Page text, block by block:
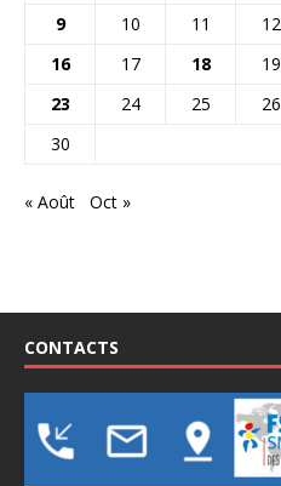
9
10 11 12
16
17 18 19
23
24 25 26
30
« Août Oct »
CONTACTS